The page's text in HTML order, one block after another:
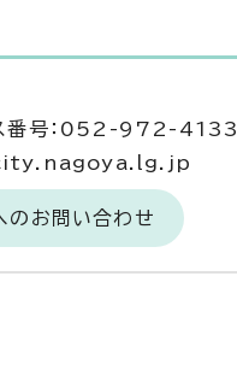
番号：052-972-4133
のお問い合わせ